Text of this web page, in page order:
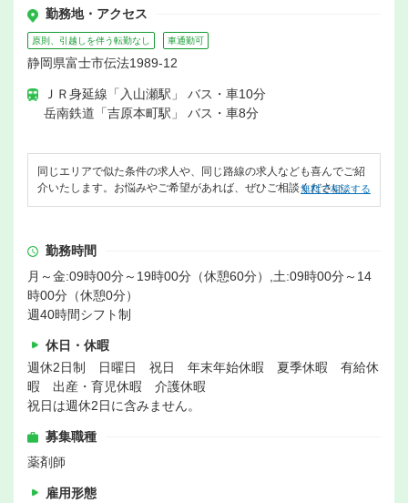
勤務地・アクセス
原則、引越しを伴う転勤なし 車通勤可
静岡県富士市伝法1989-12
ＪＲ身延線「入山瀬駅」 バス・車10分
岳南鉄道「吉原本町駅」 バス・車8分
同じエリアで似た条件の求人や、同じ路線の求人なども喜んでご紹
介いたします。お悩みやご希望があれば、ぜひご相談ください。
無料で相談する
勤務時間
月～金:09時00分～19時00分（休憩60分）,土:09時00分～14
時00分（休憩0分）
週40時間シフト制
休日・休暇
週休2日制 日曜日 祝日 年末年始休暇 夏季休暇 有給休
暇 出産・育児休暇 介護休暇
祝日は週休2日に含みません。
募集職種
薬剤師
雇用形態